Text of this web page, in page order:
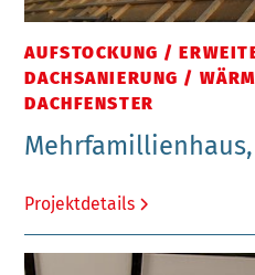
AUFSTOCKUNG /
DACHSANIERUNG /
DACHFENSTER
Projektdetails